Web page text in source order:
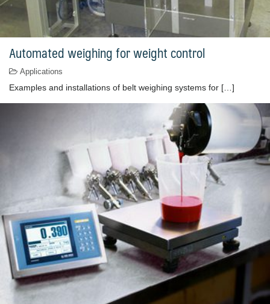
Automated weighing for weight control
Applications
Examples and installations of belt weighing systems for […]